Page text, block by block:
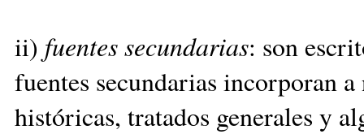
ii) fuentes secundarias: son
fuentes secundarias incorporan
históricas, tratados generales y